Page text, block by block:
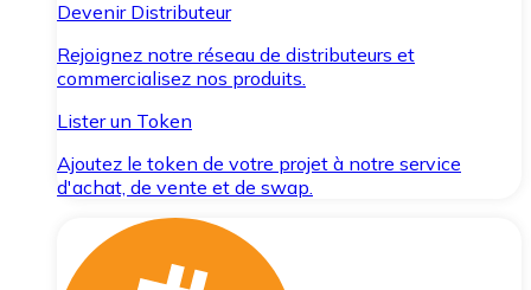
Devenir Distributeur
Rejoignez notre réseau de distributeurs et
commercialisez nos produits.
Lister un Token
Ajoutez le token de votre projet à notre service
d'achat, de vente et de swap.